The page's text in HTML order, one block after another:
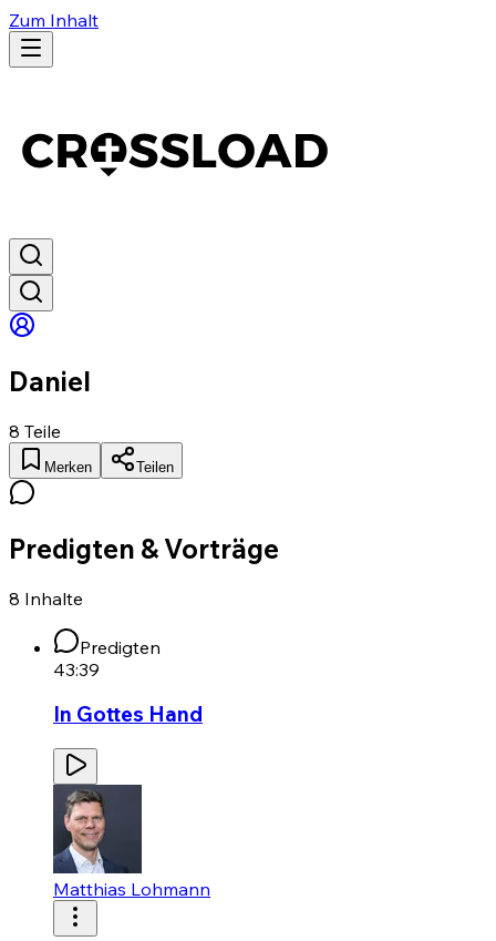
Zum Inhalt
Daniel
8 Teile
Merken Teilen
Predigten & Vorträge
8 Inhalte
Predigten
43:39
In Gottes Hand
Matthias Lohmann